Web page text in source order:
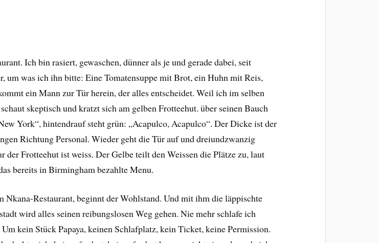
Ich bin rasiert, gewaschen, dünner als je und gerade dabei, seit
um was ich ihn bitte: Eine Tomatensuppe mit Brot, ein Huhn mit Reis,
ein Mann zur Tür herein, der alles entscheidet. Weil ich im selben
skeptisch und kratzt sich am gelben Frotteehut. über seinen Bauch
York“, hintendrauf steht grün: „Acapulco, Acapulco“. Der Dicke ist der
Richtung Personal. Wieder geht die Tür auf und dreiundzwanzig
Frotteehut ist weiss. Der Gelbe teilt den Weissen die Plätze zu, laut
bereits in Birmingham bezahlte Menu.
Restaurant, beginnt der Wohlstand. Und mit ihm die läppischte
wird alles seinen reibungslosen Weg gehen. Nie mehr schlafe ich
kein Stück Papaya, keinen Schlafplatz, kein Ticket, keine Permission.